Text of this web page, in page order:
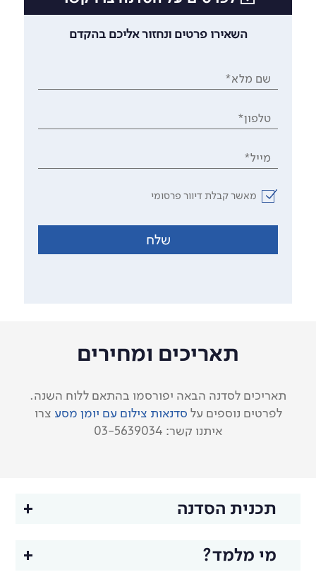
השאירו פרטים ונחזור אליכם בהקדם
שם מלא*
טלפון*
מייל*
מאשר קבלת דיוור פרסומי
שלח
תאריכים ומחירים
תאריכים לסדנה הבאה יפורסמו בהתאם ללוח השנה.
לפרטים נוספים על סדנאות צילום עם יומן מסע צרו
איתנו קשר: 03-5639034
תכנית הסדנה
בני ברק
מי מלמד?